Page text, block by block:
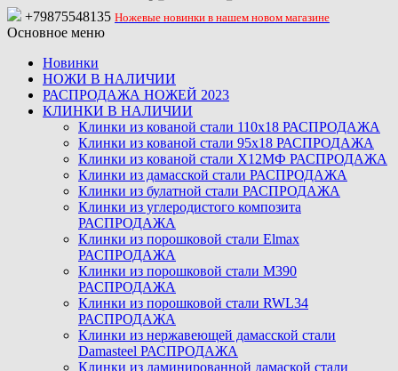
+79875548135 Ножевые новинки в нашем новом магазине
Основное меню
Новинки
НОЖИ В НАЛИЧИИ
РАСПРОДАЖА НОЖЕЙ 2023
КЛИНКИ В НАЛИЧИИ
Клинки из кованой стали 110х18 РАСПРОДАЖА
Клинки из кованой стали 95х18 РАСПРОДАЖА
Клинки из кованой стали Х12МФ РАСПРОДАЖА
Клинки из дамасской стали РАСПРОДАЖА
Клинки из булатной стали РАСПРОДАЖА
Клинки из углеродистого композита
РАСПРОДАЖА
Клинки из порошковой стали Elmax
РАСПРОДАЖА
Клинки из порошковой стали M390
РАСПРОДАЖА
Клинки из порошковой стали RWL34
РАСПРОДАЖА
Клинки из нержавеющей дамасской стали
Damasteel РАСПРОДАЖА
Клинки из ламинированной дамаской стали